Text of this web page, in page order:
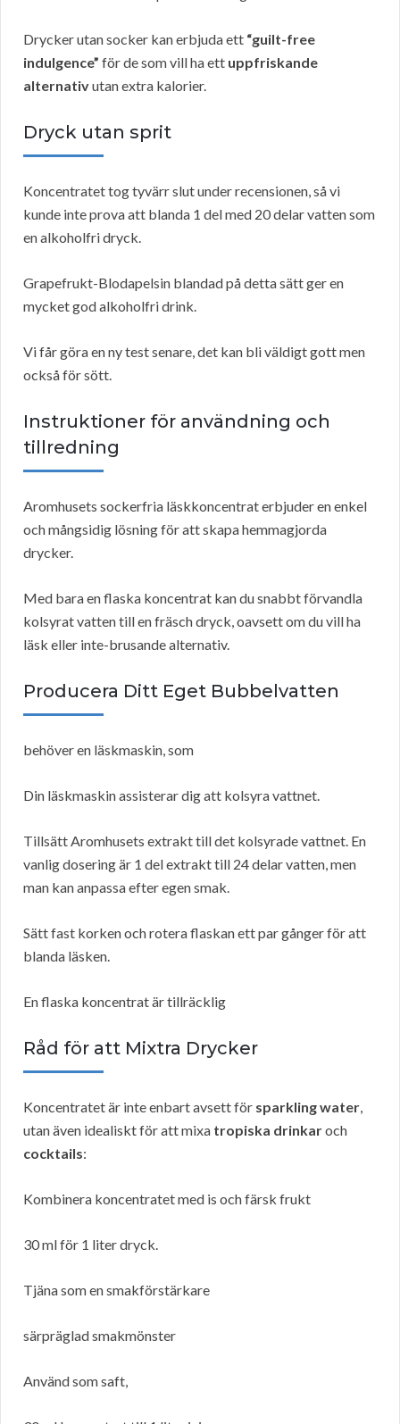
Drycker utan socker kan erbjuda ett “guilt-free
indulgence” för de som vill ha ett uppfriskande
alternativutan extra kalorier.
Dryck utan sprit
Koncentratet tog tyvärr slut under recensionen, så vi
kunde inte prova att blanda 1 del med 20 delar vatten som
en alkoholfri dryck.
Grapefrukt-Blodapelsin blandad på detta sätt ger en
mycket god alkoholfri drink.
Vi får göra en ny test senare, det kan bli väldigt gott men
också för sött.
Instruktioner för användning och
tillredning
Aromhusets sockerfria läskkoncentrat erbjuder en enkel
och mångsidig lösning för att skapa hemmagjorda
drycker.
Med bara en flaska koncentrat kan du snabbt förvandla
kolsyrat vatten till en fräsch dryck, oavsett om du vill ha
läsk eller inte-brusande alternativ.
Producera Ditt Eget Bubbelvatten
behöver en läskmaskin, som
Din läskmaskin assisterar dig att kolsyra vattnet.
Tillsätt Aromhusets extrakt till det kolsyrade vattnet. En
vanlig dosering är 1 del extrakt till 24 delar vatten, men
man kan anpassa efter egen smak.
Sätt fast korken och rotera flaskan ett par gånger för att
blanda läsken.
En flaska koncentrat är tillräcklig
Råd för att Mixtra Drycker
Koncentratet är inte enbart avsett för sparkling water,
utan även idealiskt för att mixa tropiska drinkaroch
cocktails:
Kombinera koncentratet med is och färsk frukt
30 ml för 1 liter dryck.
Tjäna som en smakförstärkare
särpräglad smakmönster
Använd som saft,